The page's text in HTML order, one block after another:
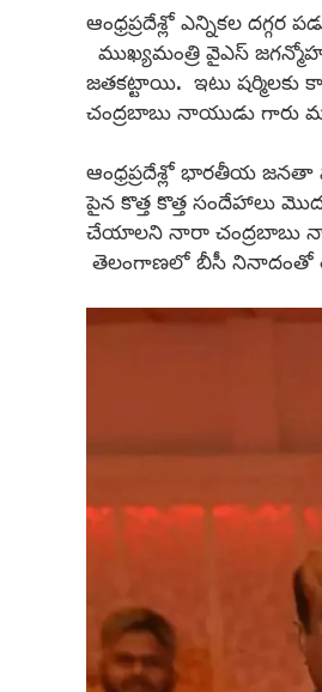
ఆంధ్రప్రదేశ్లో ఎన్నికల
ముఖ్యమంత్రి వైఎస్
జతకట్టాయి. ఇటు షర్మిలకు
చంద్రబాబు నాయుడు గారు
ఆంధ్రప్రదేశ్లో భారతీయ జనతా
పైన కొత్త కొత్త సందేహాలు
చేయాలని నారా చంద్రబాబు
తెలంగాణలో బీసీ నినాదంతో